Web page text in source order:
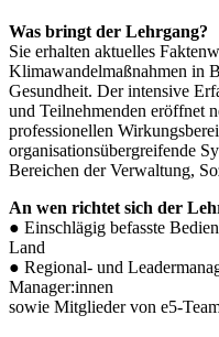
Was bringt der Lehrgang?
Sie erhalten aktuelles
Klimawandelmaßnahmen in
Gesundheit. Der intensive
und Teilnehmenden eröffnet
professionellen
organisationsübergreifende
Bereichen der Verwaltung,
An wen richtet sich der
● Einschlägig befasste
Land
● Regional- und
Manager:innen
sowie Mitglieder von e5-